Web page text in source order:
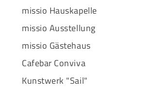
missio Hauskapelle
missio Ausstellung
missio Gästehaus
Cafebar Conviva
Kunstwerk "Sail"